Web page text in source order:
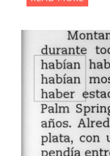
M
N
A
S
G
M
L
O
S
W
R